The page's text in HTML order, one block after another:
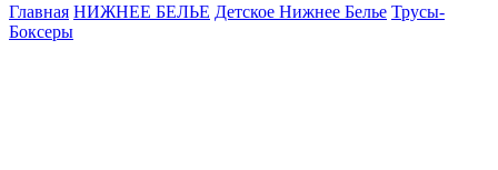
Главная НИЖНЕЕ БЕЛЬЕ Детское Нижнее Белье Трусы-
Боксеры